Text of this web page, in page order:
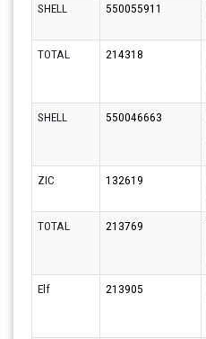
SHELL
550055911
TOTAL
214318
SHELL 550046663
ZIC 132619
TOTAL
213769
Elf 213905